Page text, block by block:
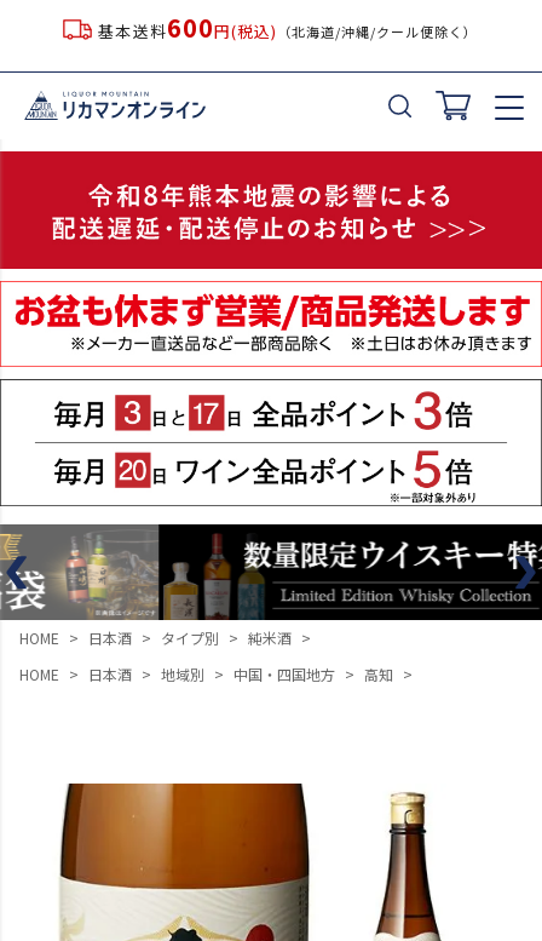
基本送料600円(税込) （北海道/沖縄/クール便除く）
HOME 日本酒 タイプ別
純米酒
HOME
日本酒 地域別 中国・四国地方 高知